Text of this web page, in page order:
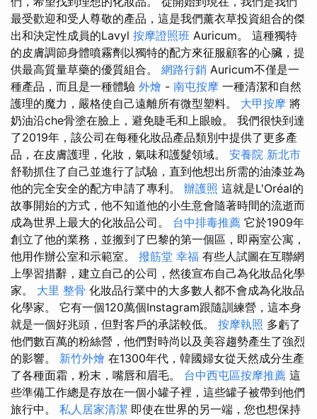
最受歡迎和受人尊敬的產品，這是我們薰衣草投資組合的傑
出和決定性成員的Lavyl 按摩證照班 Auricum。 這種獨特
的皮膚調節身體噴霧劑以獨特的配方來征服顧客的心臟，提
供最高質量草藥的優質組合。 網路行銷 Auricum不僅是一
種產品，而且是一種體驗 外燴 - 南屯按摩 一種清潔和自然
護理的魔力，嚴格使自己遠離所有微型塑料。 大甲按摩 將
奶油沿che骨塗在臉上，避免睫毛和上眼瞼。 我們很快到達
了2019年，該公司在每種化妝品產品類別中提供了更多產
品，在皮膚護理，化妝，氣味和護髮領域。 安養院 新北市
舒勒抓住了自己並進行了試驗，直到他想出所需的油漆並為
他的完全安全的配方申請了專利。 辦護照 這就是L'Oréal的
故事開始的方式，他不知道他的小生意會隨著時間的流逝而
成為世界上最大的化妝品公司。 台中排毒推薦 它於1909年
創立了他的業務，並搬到了巴黎的第一個區，即兩室公寓，
他用作辦公室和示範室。 撥筋堂 幸福 有些人試圖在互聯網
上學習措辭，建立自己的公司，然後宣布自己為化妝品化學
家。 大里 整骨 化妝品行業中的大多數人都不會成為化妝品
化學家。 它有一個120萬個Instagram跟隨訓練營，這本身
就是一個好兆頭，但對客戶的承諾較低。 按摩執照 多虧了
他們數百萬的粉絲營，他們對時尚以及美容趨勢產生了強烈
的影響。 新竹外燴 在1300年代，韓國婦女從天然成分生產
了各種面霜，粉末，嘴唇和眉毛。 台中西屯區按摩推薦 這
些準備工作總是存放在一個小罐子裡，這些罐子被帶到他們
旅行中。 私人居家清潔 即使在世界的另一端，您也想保持